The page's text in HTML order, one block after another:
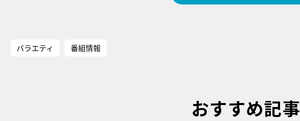
バラエティ 番組情報
おすすめ記事